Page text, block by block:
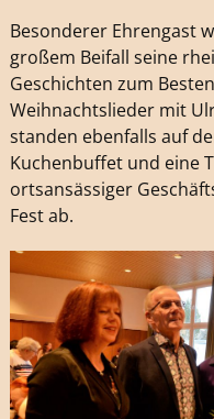
Besonderer Ehrengast
großem Beifall seine
Geschichten zum
Weihnachtslieder mit
standen ebenfalls auf
Kuchenbuffet und eine
ortsansässiger
Fest ab.